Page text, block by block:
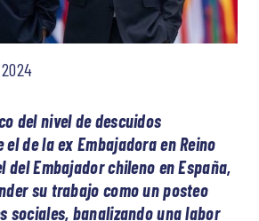
del nivel de descuidos
de la ex Embajadora en Reino
del Embajador chileno en España,
su trabajo como un posteo
sociales, banalizando una labor